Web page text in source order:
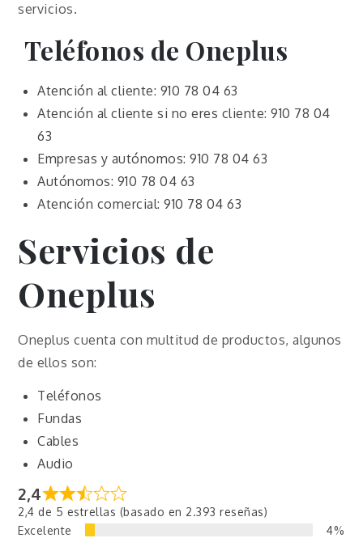
servicios.
Teléfonos de Oneplus
Atención al cliente: 910 78 04 63
Atención al cliente si no eres cliente: 910 78 04
63
Empresas y autónomos: 910 78 04 63
Autónomos: 910 78 04 63
Atención comercial: 910 78 04 63
Servicios de
Oneplus
Oneplus cuenta con multitud de productos, algunos
de ellos son:
Teléfonos
Fundas
Cables
Audio
2,4
2,4 de 5 estrellas (basado en 2.393 reseñas)
Excelente
4%